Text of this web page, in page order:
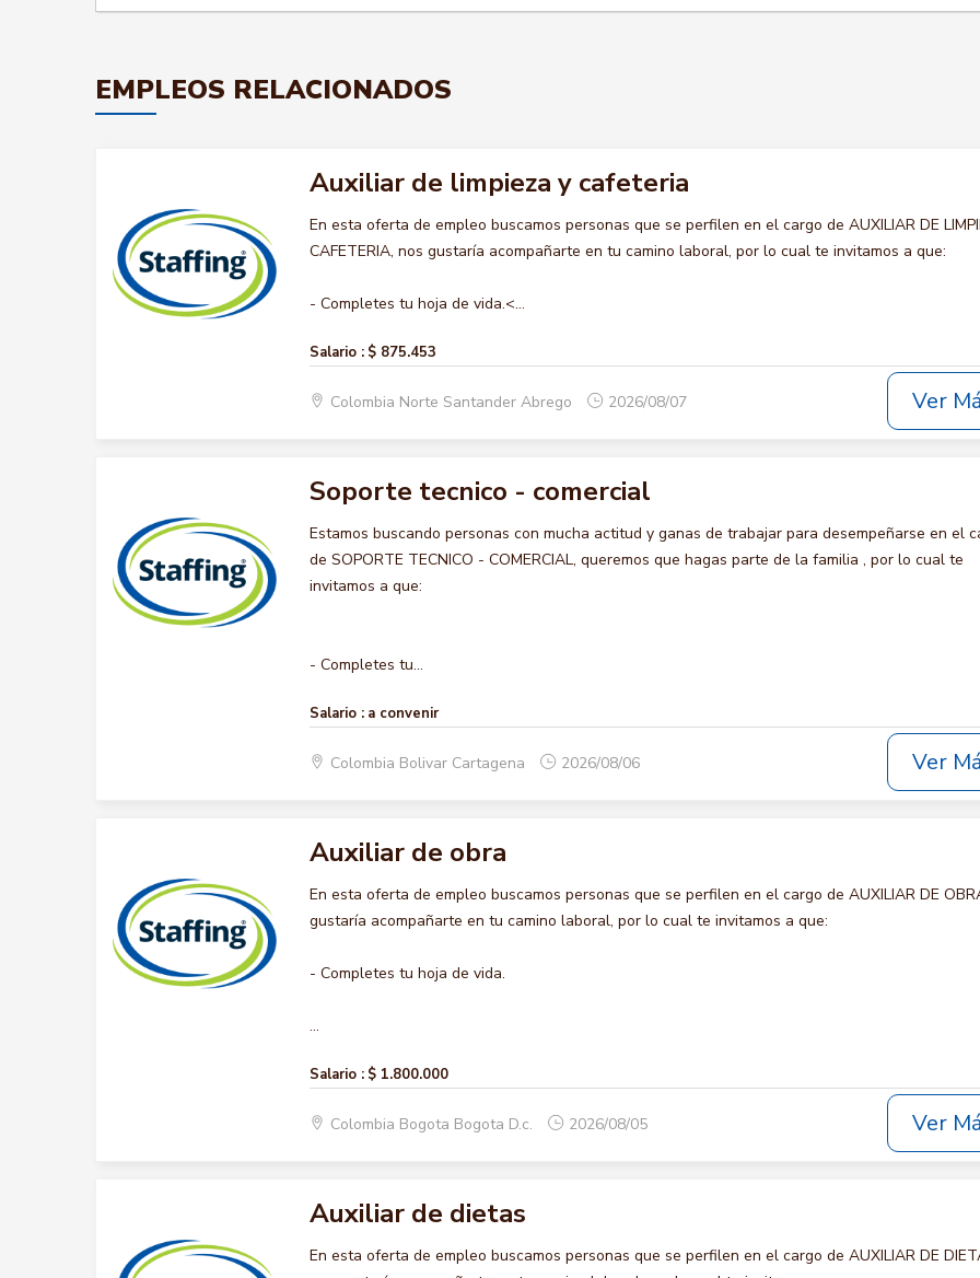
EMPLEOS RELACIONADOS
Auxiliar de limpieza y cafeteria
En esta oferta de empleo buscamos personas que se perfilen en el cargo de AUXILIAR DE
CAFETERIA, nos gustaría acompañarte en tu camino laboral, por lo cual te invitamos a que:
- Completes tu hoja de vida.<...
Salario : $ 875.453
Colombia Norte Santander Abrego 2026/08/07 Ver
Soporte tecnico - comercial
Estamos buscando personas con mucha actitud y ganas de trabajar para desempeñarse en el
de SOPORTE TECNICO - COMERCIAL, queremos que hagas parte de la familia , por lo cual te
invitamos a que:
- Completes tu...
Salario : a convenir
Colombia Bolivar Cartagena 2026/08/06 Ver
Auxiliar de obra
En esta oferta de empleo buscamos personas que se perfilen en el cargo de AUXILIAR DE
gustaría acompañarte en tu camino laboral, por lo cual te invitamos a que:
- Completes tu hoja de vida.
...
Salario : $ 1.800.000
Colombia Bogota Bogota D.c. 2026/08/05 Ver
Auxiliar de dietas
En esta oferta de empleo buscamos personas que se perfilen en el cargo de AUXILIAR DE